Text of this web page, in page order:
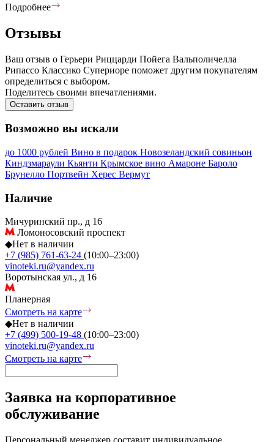
Подробнее
Отзывы
Ваш отзыв о Герьери Риццарди Пойега Вальполичелла
Рипассо Классико Супериоре поможет другим покупателям
определиться с выбором.
Поделитесь своими впечатлениями.
Оставить отзыв
Возможно вы искали
до 1000 рублей Вино в подарок Новозеландский совиньон
Киндзмараули Кьянти Крымское вино Амароне Бароло
Брунелло Портвейн Херес Вермут
Наличие
Мичуринский пр., д 16
Ломоносовский проспект
◆Нет в наличии
+7 (985) 761-63-24 (10:00–23:00)
vinoteki.ru@yandex.ru
Воротынская ул., д 16
Планерная
Смотреть на карте
◆Нет в наличии
+7 (499) 500-19-48 (10:00–23:00)
vinoteki.ru@yandex.ru
Смотреть на карте
Заявка на корпоративное
обслуживание